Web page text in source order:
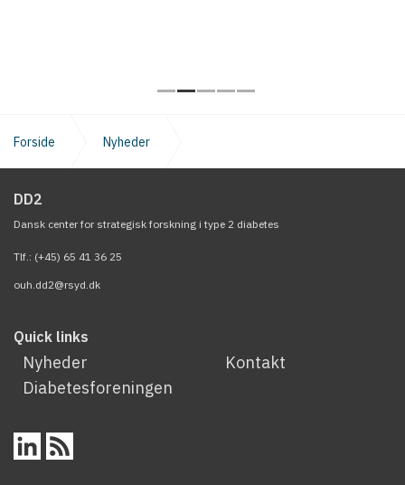
Forside Nyheder
High burden of coronary atherosclerosis in patients with a
new diagnosis of type 2 diabetes
DD2
Dansk center for strategisk forskning i type 2 diabetes
Tlf.: (+45) 65 41 36 25
ouh.dd2@rsyd.dk
Quick links
Nyheder
Kontakt
Diabetesforeningen